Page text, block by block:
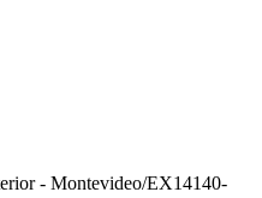
- Montevideo/EX14140-